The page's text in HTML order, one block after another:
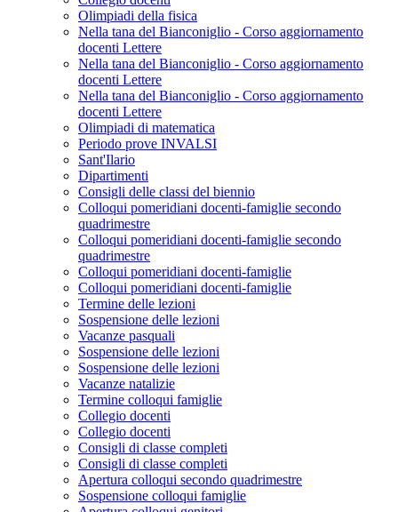
Olimpiadi della fisica
Nella tana del Bianconiglio - Corso aggiornamento
docenti Lettere
Nella tana del Bianconiglio - Corso aggiornamento
docenti Lettere
Nella tana del Bianconiglio - Corso aggiornamento
docenti Lettere
Olimpiadi di matematica
Periodo prove INVALSI
Sant'Ilario
Dipartimenti
Consigli delle classi del biennio
Colloqui pomeridiani docenti-famiglie secondo
quadrimestre
Colloqui pomeridiani docenti-famiglie secondo
quadrimestre
Colloqui pomeridiani docenti-famiglie
Colloqui pomeridiani docenti-famiglie
Termine delle lezioni
Sospensione delle lezioni
Vacanze pasquali
Sospensione delle lezioni
Sospensione delle lezioni
Vacanze natalizie
Termine colloqui famiglie
Collegio docenti
Collegio docenti
Consigli di classe completi
Consigli di classe completi
Apertura colloqui secondo quadrimestre
Sospensione colloqui famiglie